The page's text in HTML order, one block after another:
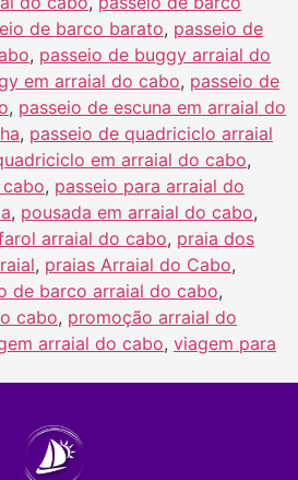
de barco barato, passeio de
, passeio de buggy arraial do
em arraial do cabo, passeio de
, passeio de escuna em arraial do
, passeio de quadriciclo arraial
em arraial do cabo,
, passeio para arraial do
, pousada em arraial do cabo,
arraial do cabo, praia dos
, praias Arraial do Cabo,
de barco arraial do cabo,
cabo, promoção arraial do
arraial do cabo, viagem para